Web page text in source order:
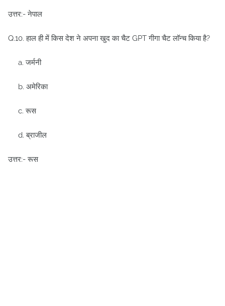
उत्तर:- नेपाल
Q.10. हाल ही में किस देश ने अपना खुद का चैट GPT गीगा चैट लॉन्च किया है?
a. जर्मनी
b. अमेरिका
c. रूस
d. ब्राजील
उत्तर:- रूस